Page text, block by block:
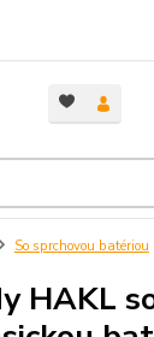
So sprchovou batériou
HAKL